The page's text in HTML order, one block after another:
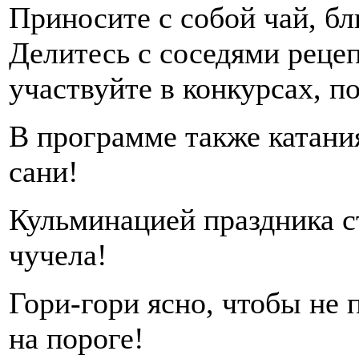
Приносите с собой чай,
Делитесь с соседями
участвуйте в конкурсах,
В программе также
сани!
Кульминацией праздника
чучела!
Гори-гори ясно, чтобы
на пороге!